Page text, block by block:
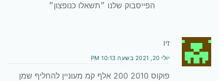
הפייסבוק שלנו ״תשאלו כנופצון״
זיו
יולי 20, 2021 בשעה 10:13 PM
פוקוס 2010 200 אלף קמ מעוניין להחליף שמן